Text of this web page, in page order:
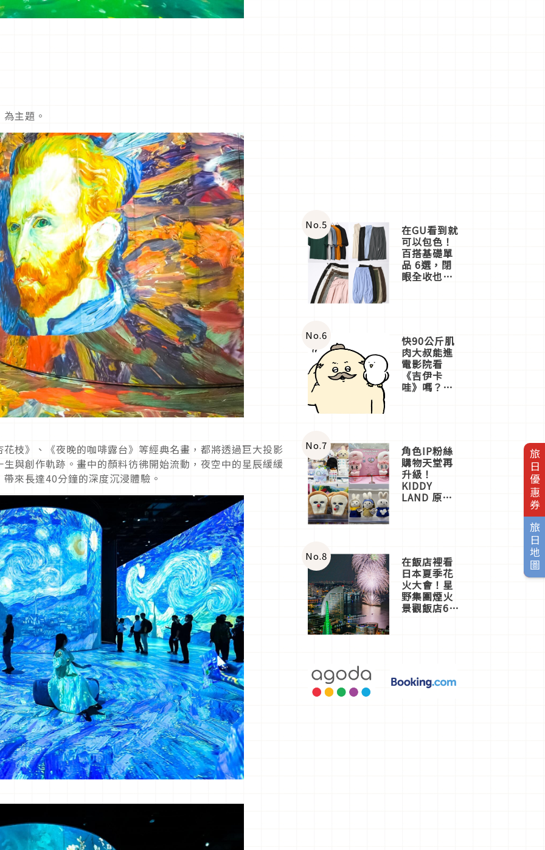
旅日優惠券
旅日地圖
主題。
枝》、《夜晚的咖啡露台》等經典名畫，都將透過巨大投影
與創作軌跡。畫中的顏料彷彿開始流動，夜空中的星辰緩緩
來長達40分鐘的深度沉浸體驗。
No.5 在GU看到就
可以包色！
百搭基礎單
品 6選，閉
眼全收也不
No.6 快90公斤肌
肉大叔能進
電影院看
《吉伊卡
哇》嗎？日
一同給出了
答案
No.7 角色IP粉絲
購物天堂再
升級！
KIDDY
LAND 原宿
店3分即達
No.8 在飯店裡看
日本夏季花
火大會！星
野集團煙火
景觀飯店6